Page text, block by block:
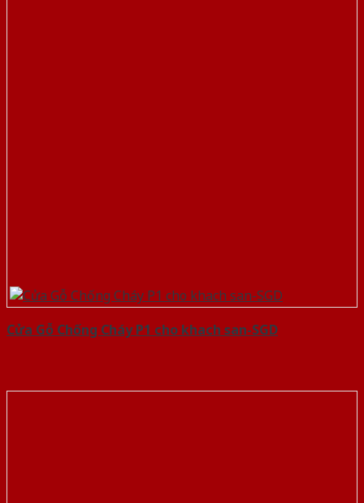
Cửa Gỗ Chống Cháy P1 cho khach san-SGD